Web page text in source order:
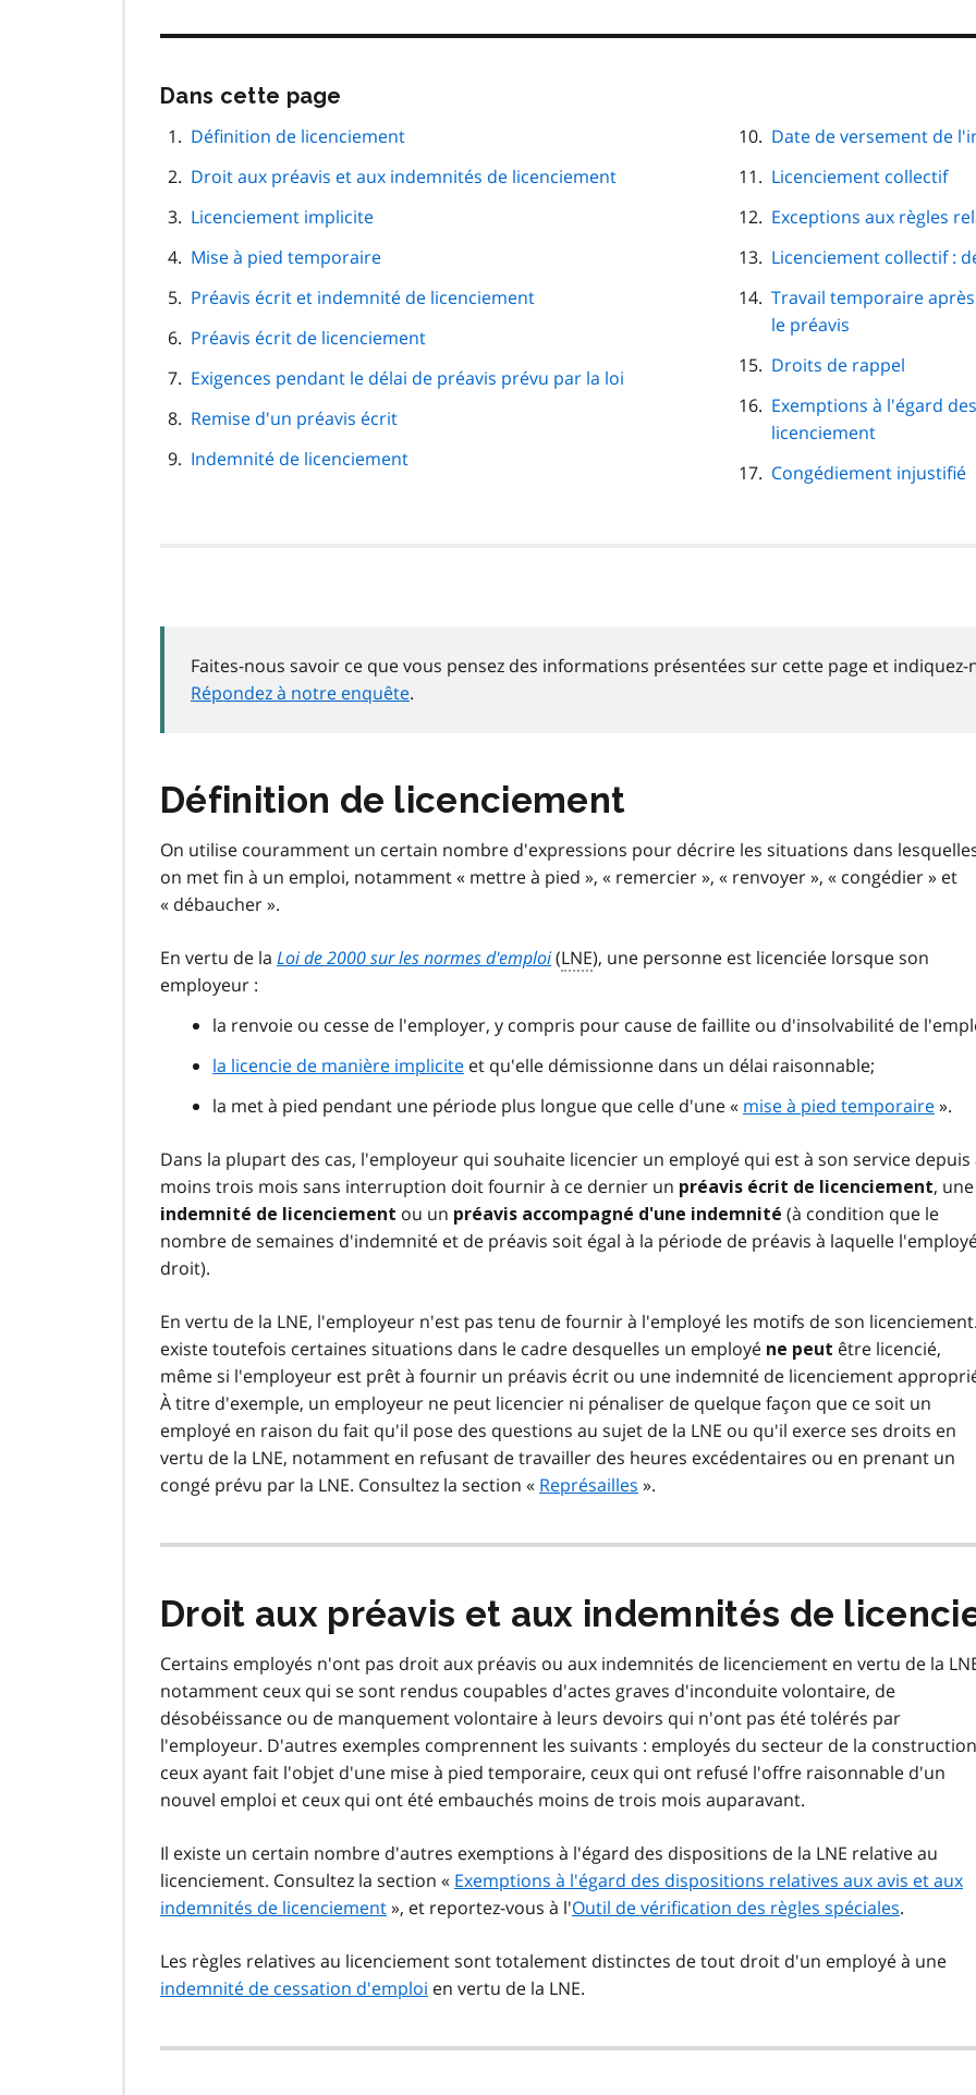
Dans cette page
navigation
page
Définition de licenciement
Droit aux préavis et aux indemnités de licenciement
Licenciement implicite
Mise à pied temporaire
Préavis écrit et indemnité de licenciement
Préavis écrit de licenciement
Exigences pendant le délai de préavis prévu par la loi
Remise d'un préavis écrit
Indemnité de licenciement
Date de versement de
Licenciement collectif
Exceptions aux règles
Licenciement collectif :
Travail temporaire
le préavis
Droits de rappel
Exemptions à l'égard
licenciement
Congédiement injustifié
Faites-nous savoir ce que vous pensez des informations présentées sur cette page et
Répondez à notre enquête.
Définition de licenciement
On utilise couramment un certain nombre d'expressions pour décrire les situations dans
on met fin à un emploi, notamment « mettre à pied », « remercier », « renvoyer », « congédier » et
« débaucher ».
En vertu de la Loi de 2000 sur les normes d'emploi(LNE), une personne est licenciée lorsque son
employeur :
la renvoie ou cesse de l'employer, y compris pour cause de faillite ou d'insolvabilité de
la licencie de manière implicite et qu'elle démissionne dans un délai raisonnable;
la met à pied pendant une période plus longue que celle d'une « mise à pied temporaire».
Dans la plupart des cas, l'employeur qui souhaite licencier un employé qui est à son service depuis
moins trois mois sans interruption doit fournir à ce dernier un préavis écrit de licenciement, une
indemnité de licenciement ou un préavis accompagné d'une indemnité (à condition que le
nombre de semaines d'indemnité et de préavis soit égal à la période de préavis à laquelle
droit).
En vertu de la LNE, l'employeur n'est pas tenu de fournir à l'employé les motifs de son
existe toutefois certaines situations dans le cadre desquelles un employé ne peut être licencié,
même si l'employeur est prêt à fournir un préavis écrit ou une indemnité de licenciement
À titre d'exemple, un employeur ne peut licencier ni pénaliser de quelque façon que ce soit un
employé en raison du fait qu'il pose des questions au sujet de la LNE ou qu'il exerce ses droits en
vertu de la LNE, notamment en refusant de travailler des heures excédentaires ou en prenant un
congé prévu par la LNE. Consultez la section « Représailles ».
Droit aux préavis et aux indemnités de
Certains employés n'ont pas droit aux préavis ou aux indemnités de licenciement en vertu de la
notamment ceux qui se sont rendus coupables d'actes graves d'inconduite volontaire, de
désobéissance ou de manquement volontaire à leurs devoirs qui n'ont pas été tolérés par
l'employeur. D'autres exemples comprennent les suivants : employés du secteur de la
ceux ayant fait l'objet d'une mise à pied temporaire, ceux qui ont refusé l'offre raisonnable d'un
nouvel emploi et ceux qui ont été embauchés moins de trois mois auparavant.
Il existe un certain nombre d'autres exemptions à l'égard des dispositions de la LNE relative au
licenciement. Consultez la section « Exemptions à l'égard des dispositions relatives aux avis et aux
indemnités de licenciement», et reportez-vous à l'Outil de vérification des règles spéciales.
Les règles relatives au licenciement sont totalement distinctes de tout droit d'un employé à une
indemnité de cessation d'emploi en vertu de la LNE.